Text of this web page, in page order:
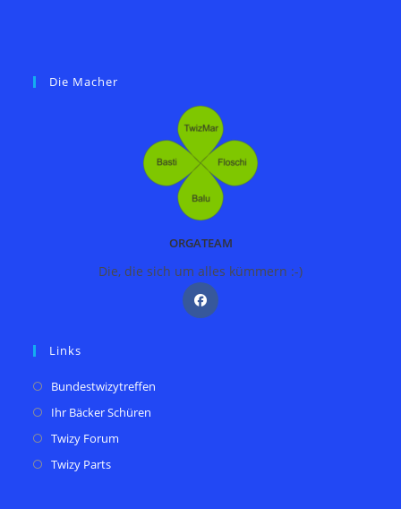
Die Macher
ORGATEAM
Die, die sich um alles kümmern :-)
Links
Bundestwizytreffen
Ihr Bäcker Schüren
Twizy Forum
Twizy Parts